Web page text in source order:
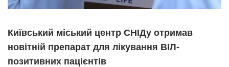
Київський міський центр СНІДу отримав
новітній препарат для лікування ВІЛ-
позитивних пацієнтів